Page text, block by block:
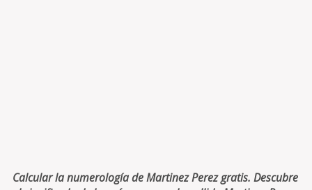
Calcular la numerología de Martinez Perez gratis. Descubre